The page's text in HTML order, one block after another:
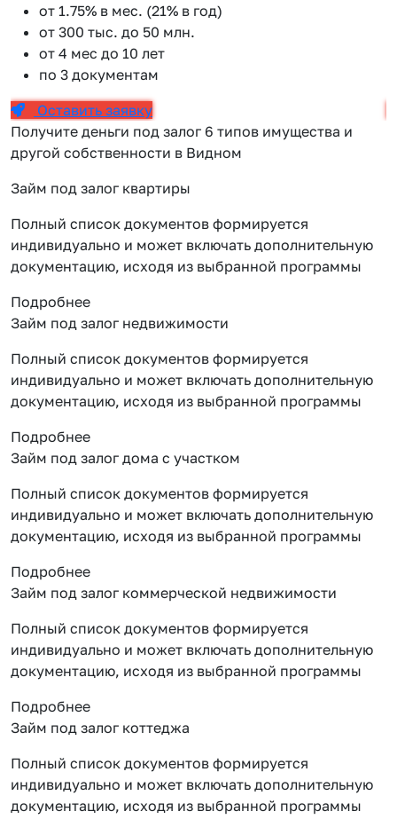
от 1.75% в мес. (21% в год)
от 300 тыс. до 50 млн.
от 4 мес до 10 лет
по 3 документам
Оставить заявку
Получите деньги под залог 6 типов имущества и
другой собственности в Видном
Займ под залог квартиры
Полный список документов формируется
индивидуально и может включать дополнительную
документацию, исходя из выбранной программы
Подробнее
Займ под залог недвижимости
Полный список документов формируется
индивидуально и может включать дополнительную
документацию, исходя из выбранной программы
Подробнее
Займ под залог дома с участком
Полный список документов формируется
индивидуально и может включать дополнительную
документацию, исходя из выбранной программы
Подробнее
Займ под залог коммерческой недвижимости
Полный список документов формируется
индивидуально и может включать дополнительную
документацию, исходя из выбранной программы
Подробнее
Займ под залог коттеджа
Полный список документов формируется
индивидуально и может включать дополнительную
документацию, исходя из выбранной программы